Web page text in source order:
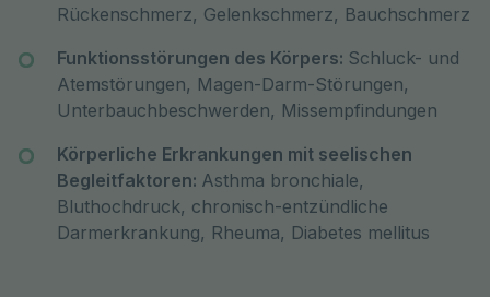
Rückenschmerz, Gelenkschmerz, Bauchschmerz
Funktionsstörungen des Körpers: Schluck- und
Atemstörungen, Magen-Darm-Störungen,
Unterbauchbeschwerden, Missempfindungen
Körperliche Erkrankungen mit seelischen
Begleitfaktoren: Asthma bronchiale,
Bluthochdruck, chronisch-entzündliche
Darmerkrankung, Rheuma, Diabetes mellitus